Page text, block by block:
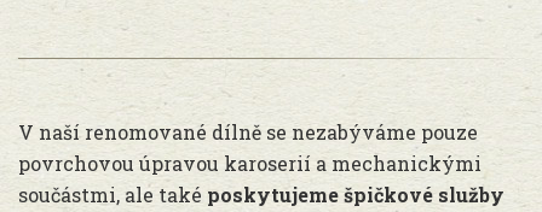
V naší renomované dílně se nezabýváme pouze
povrchovou úpravou karoserií a mechanickými
součástmi, ale také poskytujeme špičkové služby